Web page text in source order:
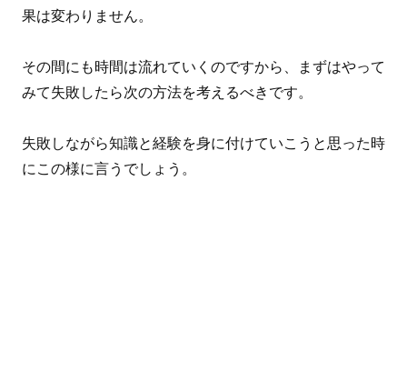
果は変わりません。
その間にも時間は流れていくのですから、まずはやって
みて失敗したら次の方法を考えるべきです。
失敗しながら知識と経験を身に付けていこうと思った時
にこの様に言うでしょう。